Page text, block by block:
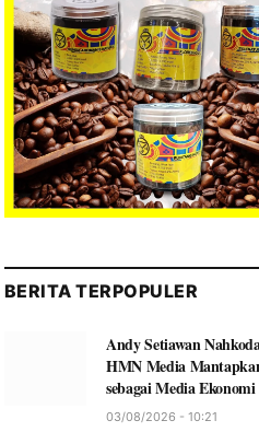
BERITA TERPOPULER
Andy Setiawan
HMN Media
sebagai Media
03/08/2026 - 10:21